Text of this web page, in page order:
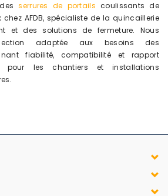
desserrures de portails coulissants de
AFDB, spécialiste de la quincaillerie
et des solutions de fermeture. Nous
adaptée aux besoins des
fiabilité, compatibilité et rapport
pour les chantiers et installations